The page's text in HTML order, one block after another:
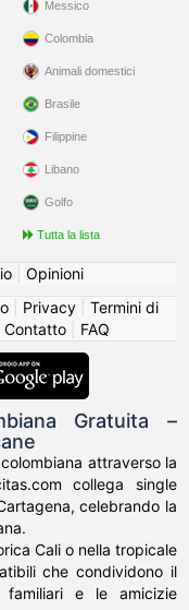
Messico
Colombia
Animali domestici
Brasile
Filippine
Libano
Golfo
Tutta la lista
| Opinioni
| Privacy| Termini di
Contatto| FAQ
Gratuita –
attraverso la
collega single
celebrando la
Cali o nella tropicale
che condividono il
e le amicizie